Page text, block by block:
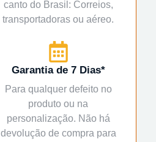
canto do Brasil: Correios,
transportadoras ou aéreo.
Garantia de 7 Dias*
Para qualquer defeito no
produto ou na
personalização. Não há
devolução de compra para